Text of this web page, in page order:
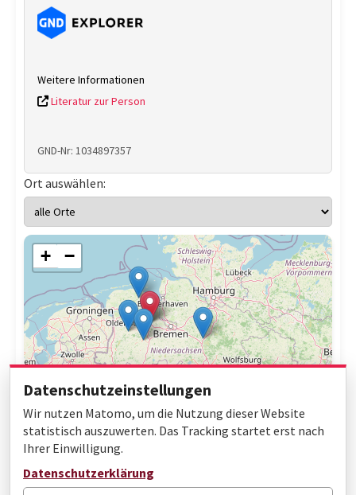
Weitere Informationen
Literatur zur Person
GND-Nr: 1034897357
Ort auswählen:
+ −
Datenschutzeinstellungen
Wir nutzen Matomo, um die Nutzung dieser Website
statistisch auszuwerten. Das Tracking startet erst nach
Ihrer Einwilligung.
Datenschutzerklärung